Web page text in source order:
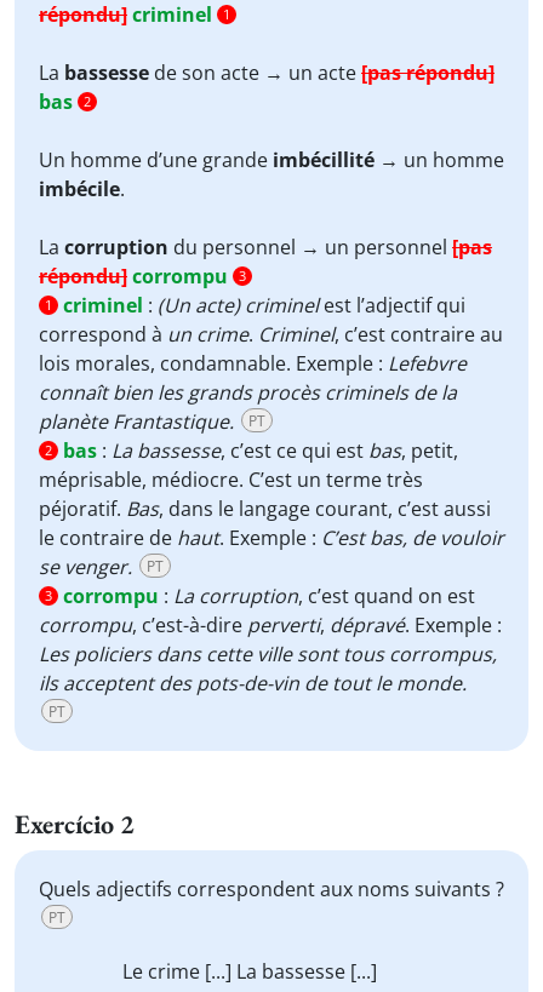
répondu]criminel 1
La bassesse de son acte → un acte[pas répondu]
bas 2
Un homme d’une grande imbécillité → un homme
imbécile.
La corruption du personnel → un personnel [pas
répondu]corrompu
3
1
criminel : (Un acte) criminelest l’adjectif qui
correspond à un crime. Criminel, c’est contraire au
lois morales, condamnable. Exemple : Lefebvre
connaît bien les grands procès criminels de la
planète Frantastique.
PT
2 bas : La bassesse, c’est ce qui est bas, petit,
méprisable, médiocre. C’est un terme très
péjoratif. Bas, dans le langage courant, c’est aussi
le contraire de haut. Exemple : C’est bas, de vouloir
se venger.
PT
3 corrompu : La corruption, c’est quand on est
corrompu, c’est-à-dire perverti, dépravé. Exemple :
Les policiers dans cette ville sont tous corrompus,
ils acceptent des pots-de-vin de tout le monde.
PT
Exercício 2
Quels adjectifs correspondent aux noms suivants ?
PT
Le crime [...] La bassesse [...]